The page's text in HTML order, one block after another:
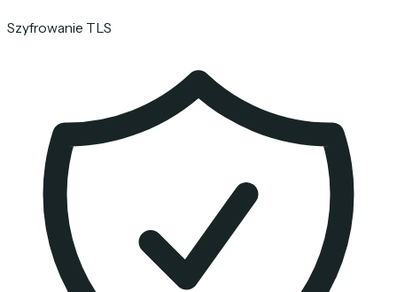
Szyfrowanie TLS